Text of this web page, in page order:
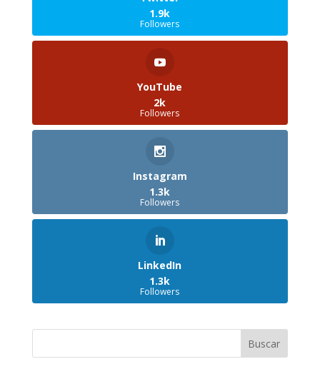
1.9k
Followers
YouTube
2k
Followers
Instagram
1.3k
Followers
LinkedIn
1.3k
Followers